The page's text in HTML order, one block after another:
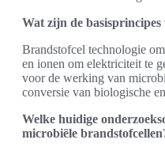
Wat zijn de
Brandstofcel technologie
en ionen om elektriciteit te
voor de werking van
conversie van biologische
Welke huidige
microbiële